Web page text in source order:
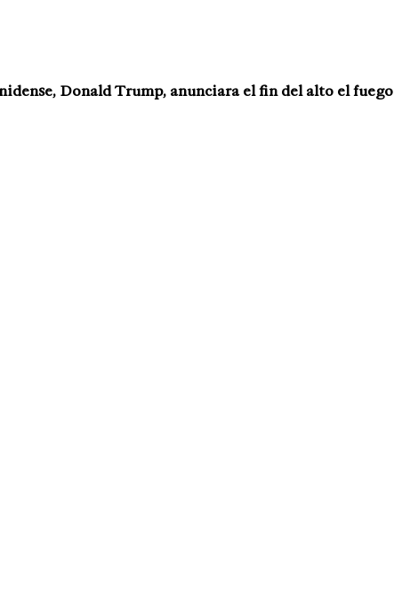
Donald Trump, anunciara el fin del alto el fuego